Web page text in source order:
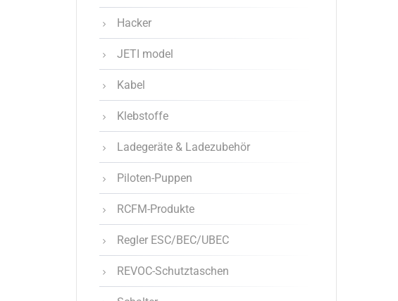
Hacker
JETI model
Kabel
Klebstoffe
Ladegeräte & Ladezubehör
Piloten-Puppen
RCFM-Produkte
Regler ESC/BEC/UBEC
REVOC-Schutztaschen